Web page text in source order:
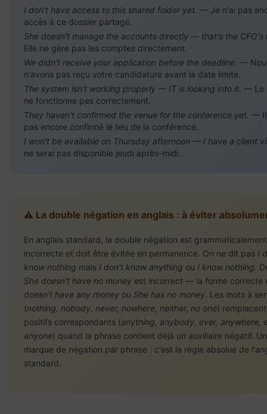
I don't have access to this shared folder yet. — Je n'ai pas
accès à ce dossier partagé.
She doesn't manage the accounts directly — that's the CFO's
Elle ne gère pas les comptes directement.
We didn't receive your application before the deadline. —
n'avons pas reçu votre candidature avant la date limite.
The system isn't working properly — IT is looking into it. — Le
ne fonctionne pas correctement.
They haven't confirmed the venue for the conference yet. —
pas encore confirmé le lieu de la conférence.
I won't be available on Thursday afternoon — I have a client
ne serai pas disponible jeudi après-midi.
⚠️ La double négation en anglais : à éviter
En anglais standard, la double négation est grammaticalement
incorrecte et doit être évitée en permanence. On ne dit pas I
know nothing mais I don't know anything ou I know nothing.
She doesn't have no money est incorrect — la forme correcte
doesn't have any money ou She has no money. Les mots à
(nothing, nobody, never, nowhere, neither, no one)
positifs correspondants (anything, anybody, ever, anywhere,
anyone) quand la phrase contient déjà un auxiliaire négatif.
marque de négation par phrase : c'est la règle absolue de
standard.